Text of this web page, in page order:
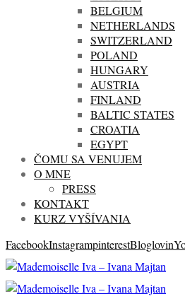
BELGIUM
NETHERLANDS
SWITZERLAND
POLAND
HUNGARY
AUSTRIA
FINLAND
BALTIC STATES
CROATIA
EGYPT
ČOMU SA VENUJEM
O MNE
PRESS
KONTAKT
KURZ VYŠÍVANIA
FacebookInstagrampinterestBloglovin